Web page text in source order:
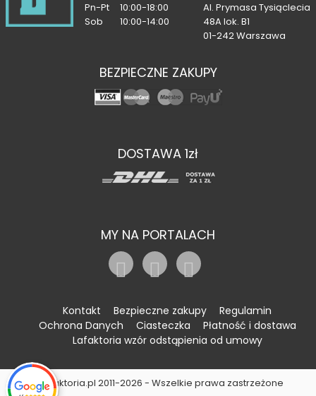
Pn-Pt
10:00-18:00
Sob
10:00-14:00
Al. Prymasa Tysiąclecia
48A lok. B1
01-242 Warszawa
BEZPIECZNE ZAKUPY
DOSTAWA 1zł
MY NA PORTALACH
Kontakt Bezpieczne zakupy
Regulamin
Ochrona Danych
Ciasteczka
Płatność i dostawa
Lafaktoria wzór odstąpienia od umowy
©Lafaktoria.pl 2011-2026 - Wszelkie prawa zastrzeżone